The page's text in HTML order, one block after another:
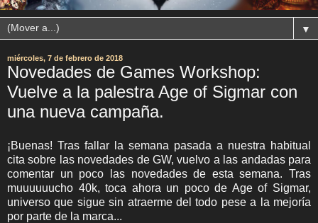
▼
miércoles, 7 de febrero de 2018
Novedades de Games Workshop:
Vuelve a la palestra Age of Sigmar con
una nueva campaña.
¡Buenas! Tras fallar la semana pasada a nuestra habitual
cita sobre las novedades de GW, vuelvo a las andadas para
comentar un poco las novedades de esta semana. Tras
muuuuuucho 40k, toca ahora un poco de Age of Sigmar,
universo que sigue sin atraerme del todo pese a la mejoría
por parte de la marca...